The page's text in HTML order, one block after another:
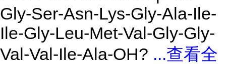
Gly-Ser-Asn-Lys-Gly-Ala-Ile-
Ile-Gly-Leu-Met-Val-Gly-Gly-
Val-Val-Ile-Ala-OH? ...查看全